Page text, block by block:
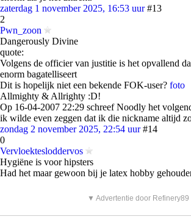
zaterdag 1 november 2025, 16:53 uur #13
2
Pwn_zoon
Dangerously Divine
quote:
Volgens de officier van justitie is het opvallend
enorm bagatelliseert
Dit is hopelijk niet een bekende FOK-user? foto
Allmighty & Allrighty :D!
Op 16-04-2007 22:29 schreef Noodly het
ik wilde even zeggen dat ik die nickname altijd
zondag 2 november 2025, 22:54 uur #14
0
Vervloektesloddervos
Hygiëne is voor hipsters
Had het maar gewoon bij je latex hobby
▼ Advertentie door Refinery89